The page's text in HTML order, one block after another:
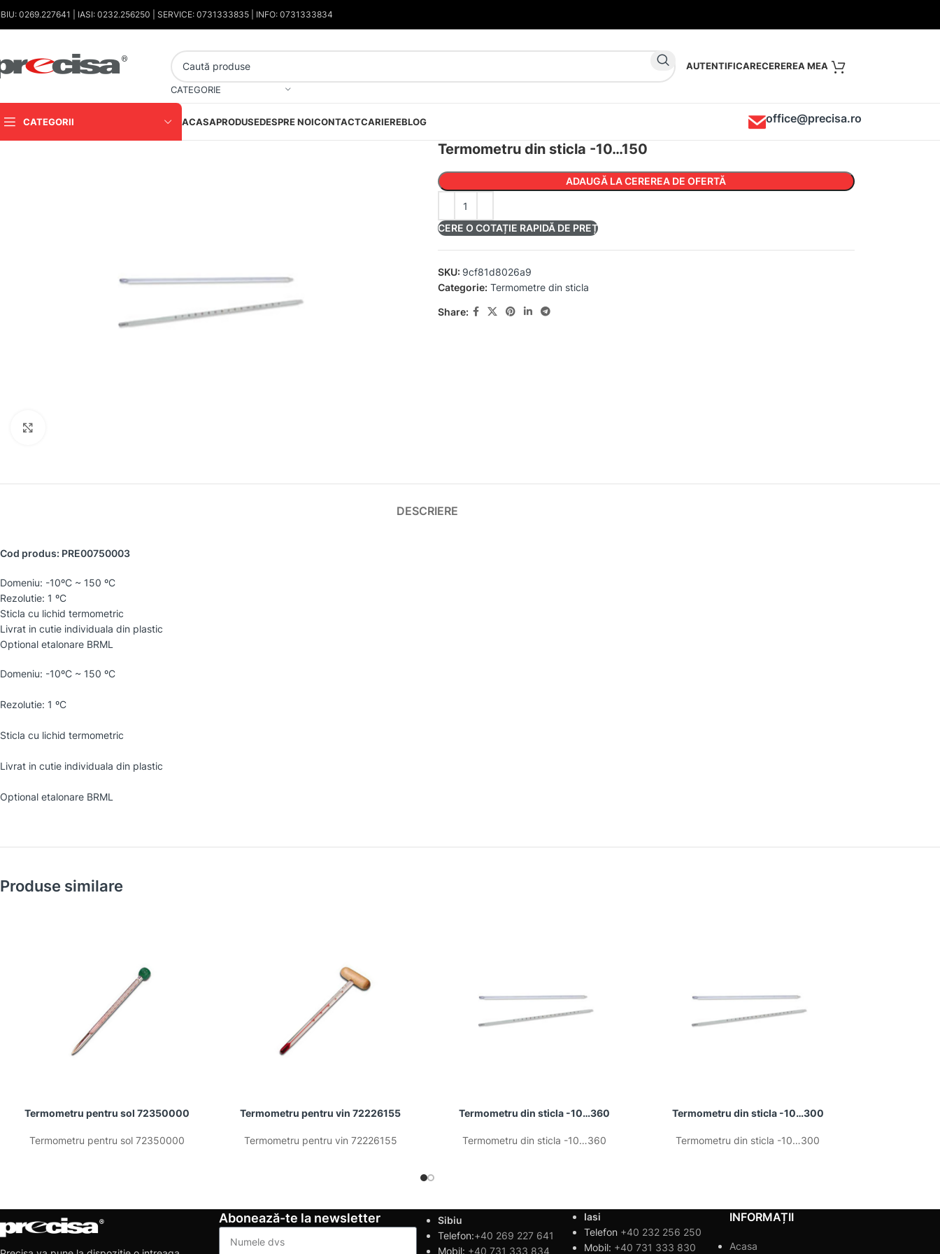
0269.227641 | IASI: 0232.256250 | SERVICE: 0731333835 | INFO: 0731333834
CATEGORIE
AUTENTIFICARE
CATEGORII ACASAPRODUSEDESPRE NOICONTACTCARIEREBLOG office@precisa.ro
Termometru din sticla -10…150
ADAUGĂ LA CEREREA DE OFERTĂ
CERE O COTAȚIE RAPIDĂ DE PREȚ
SKU: 9cf81d8026a9
Categorie: Termometre din sticla
Share:
DESCRIERE
Cod produs: PRE00750003
Domeniu: -10ºC ~ 150 ºC
Rezolutie: 1 ºC
Sticla cu lichid termometric
Livrat in cutie individuala din plastic
Optional etalonare BRML
Domeniu: -10ºC ~ 150 ºC
Rezolutie: 1 ºC
Sticla cu lichid termometric
Livrat in cutie individuala din plastic
Optional etalonare BRML
Produse similare
Termometru pentru sol 72350000
Termometru pentru sol 72350000
Termometru pentru vin 72226155
Termometru pentru vin 72226155
Termometru din sticla -10…360
Termometru din sticla -10…360
Termometru din sticla -10…300
Termometru din sticla -10…300
Abonează-te la newsletter
Sibiu
Telefon:+40 269 227 641
Mobil: +40 731 333 834
Iasi
Telefon +40 232 256 250
Mobil: +40 731 333 830
INFORMAȚII
Acasa